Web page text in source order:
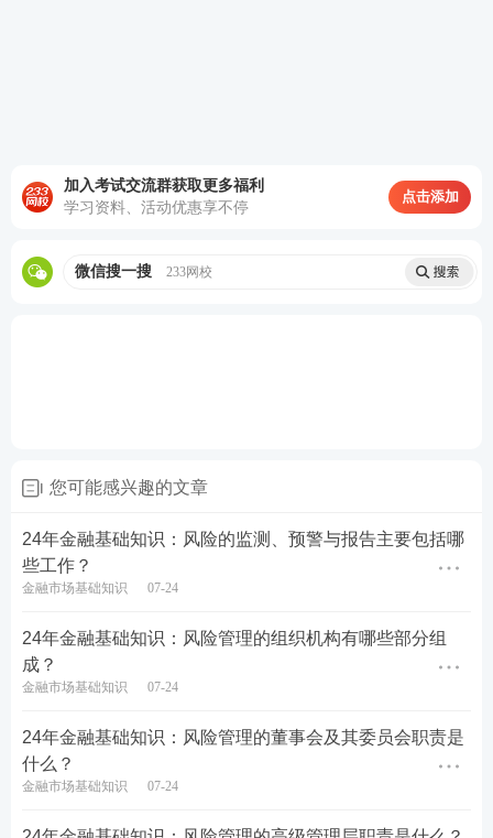
加入考试交流群获取更多福利
学习资料、活动优惠享不停
点击添加
微信搜一搜 233网校
您可能感兴趣的文章
24年金融基础知识：风险的监测、预警与报告主要包括哪
些工作？
金融市场基础知识 07-24
24年金融基础知识：风险管理的组织机构有哪些部分组
成？
金融市场基础知识 07-24
24年金融基础知识：风险管理的董事会及其委员会职责是
什么？
金融市场基础知识 07-24